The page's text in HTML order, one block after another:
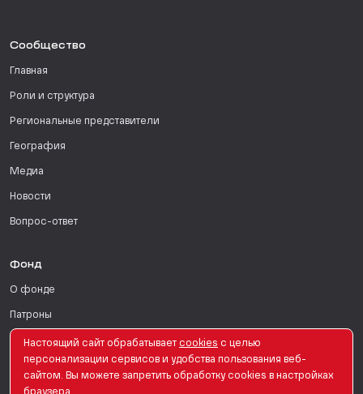
Сообщество
Главная
Роли и структура
Региональные представители
География
Медиа
Новости
Вопрос-ответ
Фонд
О фонде
Патроны
Поддержать
Для СМИ
Настоящий сайт обрабатывает сookies с целью
персонализации сервисов и удобства пользования веб-
сайтом. Вы можете запретить обработку сookies в настройках